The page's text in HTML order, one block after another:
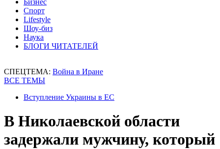
Бизнес
Спорт
Lifestyle
Шоу-биз
Наука
БЛОГИ ЧИТАТЕЛЕЙ
СПЕЦТЕМА: Война в Иране
ВСЕ ТЕМЫ
Вступление Украины в ЕС
В Николаевской области
задержали мужчину, который